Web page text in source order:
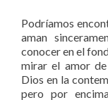
Podríamos
aman
conocer en el
mirar el amor
Dios en la
pero por